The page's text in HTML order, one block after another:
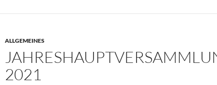
ALLGEMEINES
2021